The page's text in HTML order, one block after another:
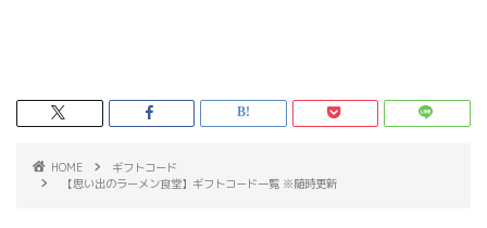
HOME
ギフトコード
【思い出のラーメン食堂】ギフトコード一覧 ※随時更新